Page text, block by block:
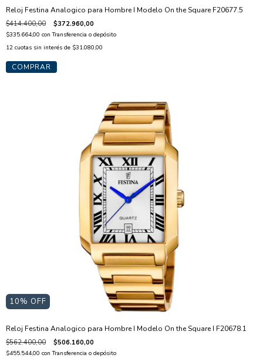
Reloj Festina Analogico para Hombre I Modelo On the Square F20677.5
$414.400,00 $372.960,00
$335.664,00 con Transferencia o depósito
12 cuotas sin interés de $31.080,00
10% OFF
Reloj Festina Analogico para Hombre I Modelo On the Square I F20678.1
$562.400,00 $506.160,00
$455.544,00 con Transferencia o depósito